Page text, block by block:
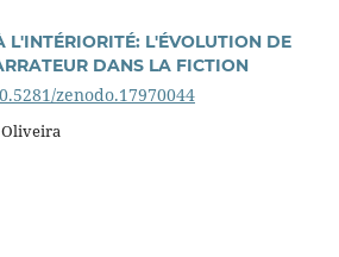
L'INTÉRIORITÉ: L'ÉVOLUTION DE
DANS LA FICTION
zenodo.17970044
Oliveira